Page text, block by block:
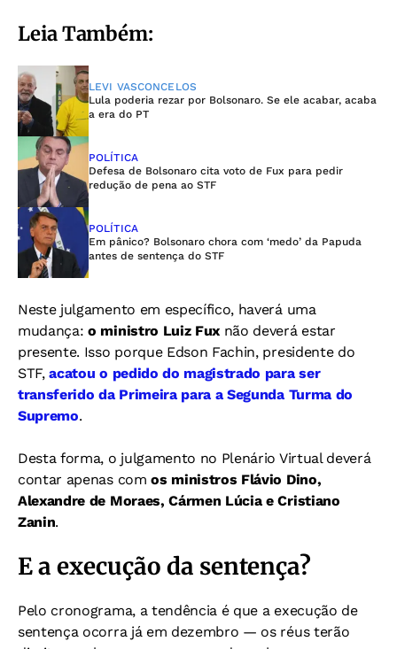
Leia Também:
LEVI VASCONCELOS
Lula poderia rezar por Bolsonaro. Se ele acabar, acaba
a era do PT
POLÍTICA
Defesa de Bolsonaro cita voto de Fux para pedir
redução de pena ao STF
POLÍTICA
Em pânico? Bolsonaro chora com ‘medo’ da Papuda
antes de sentença do STF
Neste julgamento em específico, haverá uma
mudança:o ministro Luiz Fux não deverá estar
presente. Isso porque Edson Fachin, presidente do
STF,acatou o pedido do magistrado para ser
transferido da Primeira para a Segunda Turma do
Supremo.
Desta forma, o julgamento no Plenário Virtual deverá
contar apenas comos ministros Flávio Dino,
Alexandre de Moraes, Cármen Lúcia e Cristiano
Zanin.
E a execução da sentença?
Pelo cronograma, a tendência é que a execução de
sentença ocorra já em dezembro — os réus terão